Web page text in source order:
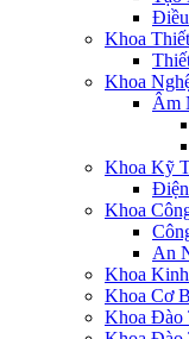
Loading...
Khoa
Khoa
Âm
Khoa Kỹ
Khoa
An
Khoa
Khoa Cơ
Khoa Đào